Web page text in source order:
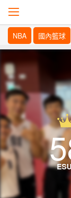
NBA 國內籃球